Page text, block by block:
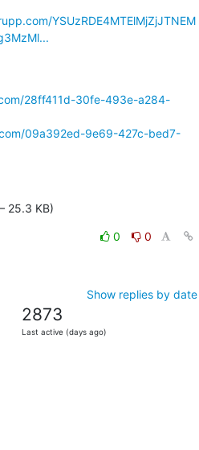
YSUzRDE4MTElMjZjJTNEM
28ff411d-30fe-493e-a284-
09a392ed-9e69-427c-bed7-
KB)
0
0
Show replies by date
2873
Last active (days ago)